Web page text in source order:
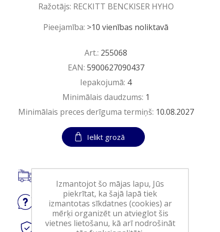
Ražotājs: RECKITT BENCKISER HYHO
Pieejamība: >10 vienības noliktavā
Art.: 255068
EAN: 5900627090437
Iepakojumā: 4
Minimālais daudzums: 1
Minimālais preces derīguma termiņš: 10.08.2027
Ielikt grozā
Jautājietpar produktu
Drošitiešsaistes maksājumi
Izmantojot šo mājas lapu, Jūs
piekrītat, ka šajā lapā tiek
izmantotas sīkdatnes (cookies) ar
mērķi organizēt un atvieglot šis
vietnes lietošanu, kā arī nodrošināt